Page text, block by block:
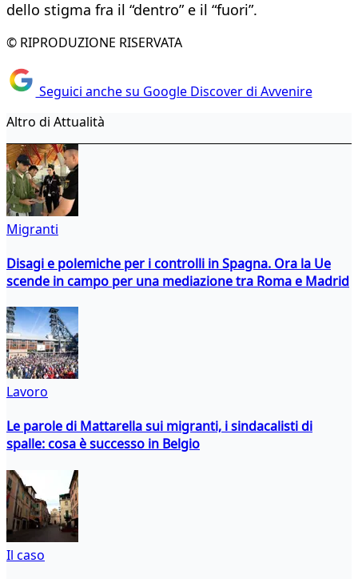
dello stigma fra il “dentro” e il “fuori”.
© RIPRODUZIONE RISERVATA
Seguici anche su Google Discover di Avvenire
Altro di Attualità
Migranti
Disagi e polemiche per i controlli in Spagna. Ora la Ue
scende in campo per una mediazione tra Roma e Madrid
Lavoro
Le parole di Mattarella sui migranti, i sindacalisti di
spalle: cosa è successo in Belgio
Il caso